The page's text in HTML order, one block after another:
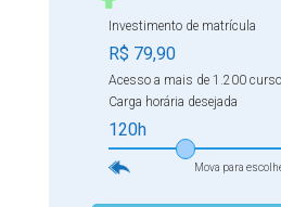
igualitária.
Investimento de matrícula
R$ 79,90
Acesso a mais de 1.200
Carga horária desejada
120h
Mova para